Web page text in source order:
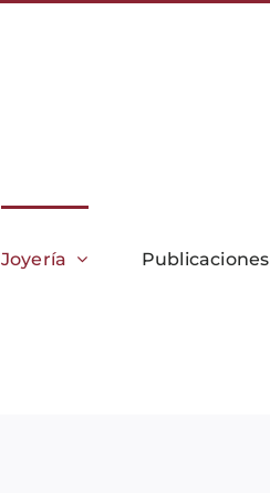
Joyería Publicaciones